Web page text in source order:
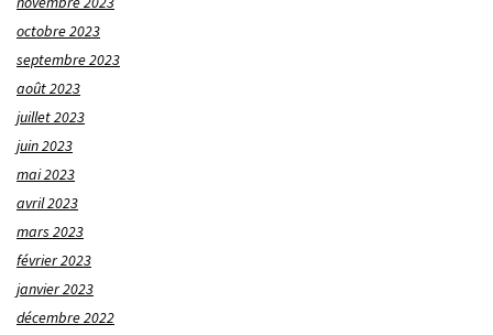
octobre 2023
septembre 2023
août 2023
juillet 2023
juin 2023
mai 2023
avril 2023
mars 2023
février 2023
janvier 2023
décembre 2022